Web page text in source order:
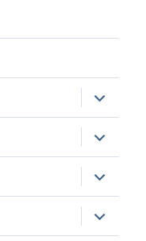
ouvrir
le
sous-
menu
ouvrir
le
sous-
menu
ouvrir
le
sous-
menu
ouvrir
le
sous-